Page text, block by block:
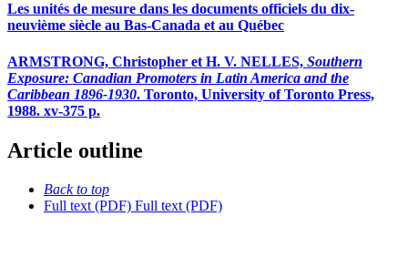
Les unités de mesure dans les documents officiels du dix-
neuvième siècle au Bas-Canada et au Québec
ARMSTRONG, Christopher et H. V. NELLES, Southern
Exposure: Canadian Promoters in Latin America and the
Caribbean 1896-1930. Toronto, University of Toronto Press,
1988. xv-375 p.
Article outline
Back to top
Full text (PDF) Full text (PDF)